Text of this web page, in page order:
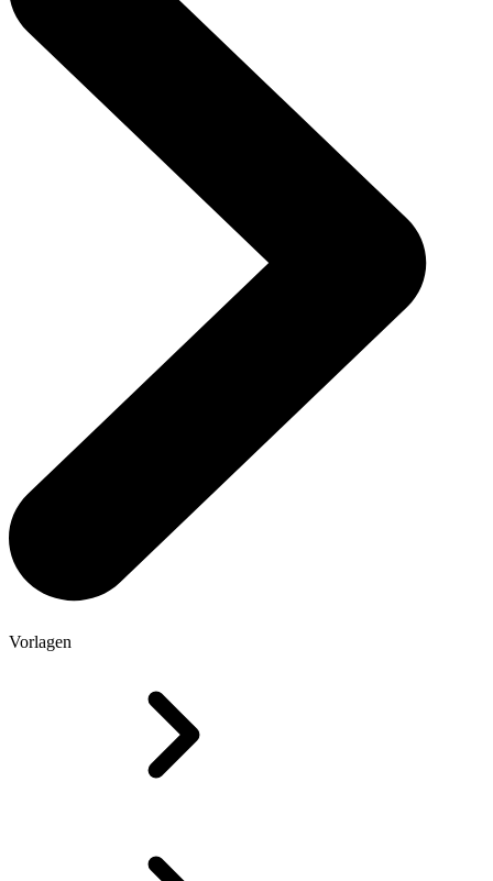
Vorlagen